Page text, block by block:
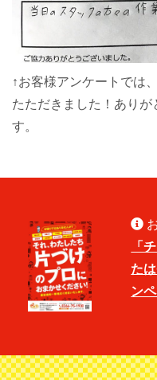
↑お客様アンケートでは
たただきました！あり
す。
「
た
ン